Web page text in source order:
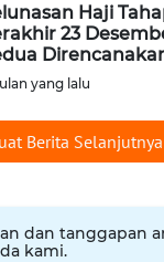
Haji
23
yang lalu
Berita Selanjutnya
dan tanggapan
kami.